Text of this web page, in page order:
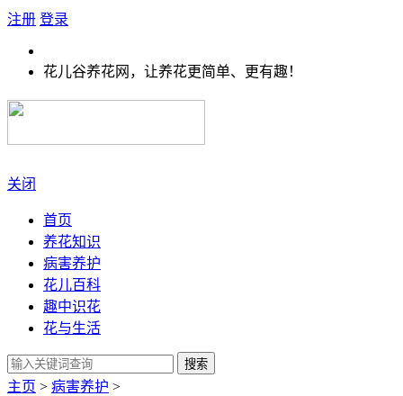
注册 登录
花儿谷养花网，让养花更简单、更有趣！
关闭
首页
养花知识
病害养护
花儿百科
趣中识花
花与生活
搜索
主页 > 病害养护 >